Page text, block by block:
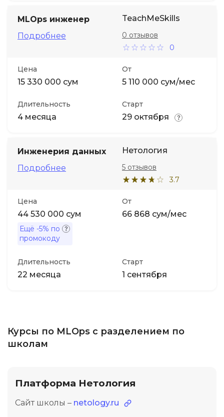
MLOps инженер
Подробнее
TeachMeSkills
0
0 отзывов
Цена
15 330 000 сум
От
5 110 000 сум/мес
Длительность
4 месяца
Старт
29 октября
Инженерия данных
Подробнее
Нетология
3.7
5 отзывов
Цена
44 530 000 сум
Ещё -5% по
промокоду
От
66 868 сум/мес
Длительность
22 месяца
Старт
1 сентября
Курсы по MLOps с разделением по
школам
Платформа Нетология
Сайт школы – netology.ru